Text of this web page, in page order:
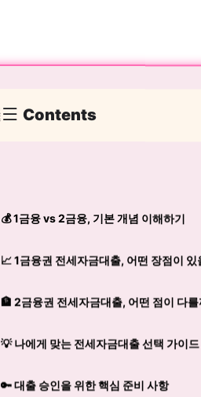
Contents
💰 1금융 vs 2금융, 기본 개념 이해하기
📈 1금융권 전세자금대출, 어떤 장점이 있
🏦 2금융권 전세자금대출, 어떤 점이 다
💡 나에게 맞는 전세자금대출 선택 가이드
🔑 대출 승인을 위한 핵심 준비 사항